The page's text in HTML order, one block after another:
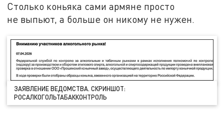
Столько коньяка сами армяне просто
не выпьют, а больше он никому не нужен.
ЗАЯВЛЕНИЕ ВЕДОМСТВА. СКРИНШОТ:
РОСАЛКОГОЛЬТАБАККОНТРОЛЬ